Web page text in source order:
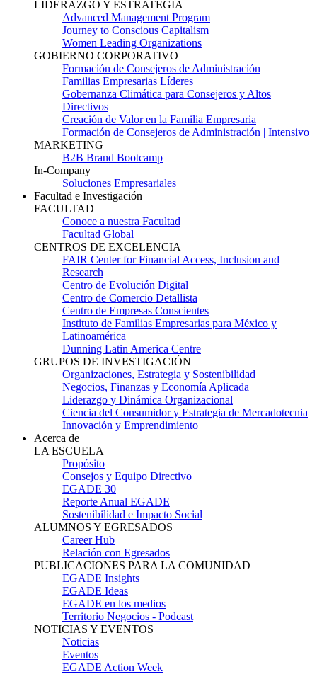
LIDERAZGO Y ESTRATEGIA
Advanced Management Program
Journey to Conscious Capitalism
Women Leading Organizations
GOBIERNO CORPORATIVO
Formación de Consejeros de Administración
Familias Empresarias Líderes
Gobernanza Climática para Consejeros y Altos
Directivos
Creación de Valor en la Familia Empresaria
Formación de Consejeros de Administración | Intensivo
MARKETING
B2B Brand Bootcamp
In-Company
Soluciones Empresariales
Facultad e Investigación
FACULTAD
Conoce a nuestra Facultad
Facultad Global
CENTROS DE EXCELENCIA
FAIR Center for Financial Access, Inclusion and
Research
Centro de Evolución Digital
Centro de Comercio Detallista
Centro de Empresas Conscientes
Instituto de Familias Empresarias para México y
Latinoamérica
Dunning Latin America Centre
GRUPOS DE INVESTIGACIÓN
Organizaciones, Estrategia y Sostenibilidad
Negocios, Finanzas y Economía Aplicada
Liderazgo y Dinámica Organizacional
Ciencia del Consumidor y Estrategia de Mercadotecnia
Innovación y Emprendimiento
Acerca de
LA ESCUELA
Propósito
Consejos y Equipo Directivo
EGADE 30
Reporte Anual EGADE
Sostenibilidad e Impacto Social
ALUMNOS Y EGRESADOS
Career Hub
Relación con Egresados
PUBLICACIONES PARA LA COMUNIDAD
EGADE Insights
EGADE Ideas
EGADE en los medios
Territorio Negocios - Podcast
NOTICIAS Y EVENTOS
Noticias
Eventos
EGADE Action Week